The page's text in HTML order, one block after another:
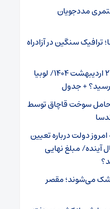
مددجویان
سنگین در آزادراه
قیمت حبوبات امروز ۲۴ اردیبهشت ۱۴۰۴/ لوبیا
رسید؟ + جدول
سوخت قاچاق توسط
دولت درباره تعیین
آینده/ مبلغ نهایی
می‌شوند؛ مقصر